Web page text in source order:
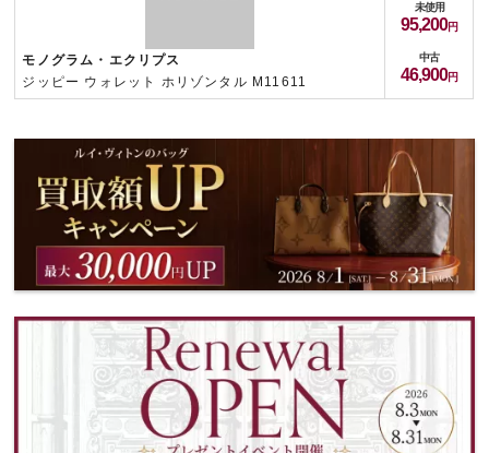
モノグラム・エクリプス
ジッピー ウォレット ホリゾンタル M11611
未使用
95,200
中古
46,900